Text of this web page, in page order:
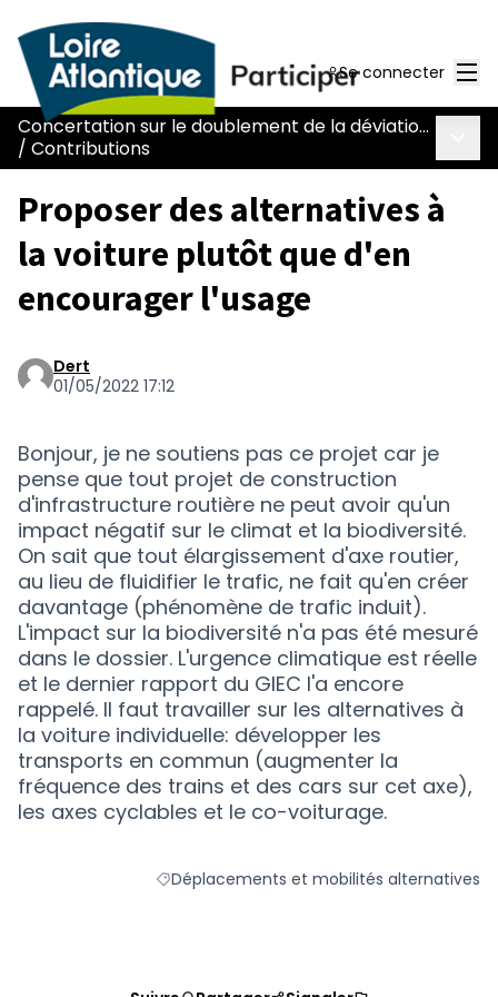
Se connecter
Concertation sur le doublement de la déviation de Chaumes-en-Retz - route Nantes-Pornic
/ Contributions
Proposer des alternatives à
la voiture plutôt que d'en
encourager l'usage
Dert
01/05/2022 17:12
Bonjour, je ne soutiens pas ce projet car je
pense que tout projet de construction
d'infrastructure routière ne peut avoir qu'un
impact négatif sur le climat et la biodiversité.
On sait que tout élargissement d'axe routier,
au lieu de fluidifier le trafic, ne fait qu'en créer
davantage (phénomène de trafic induit).
L'impact sur la biodiversité n'a pas été mesuré
dans le dossier. L'urgence climatique est réelle
et le dernier rapport du GIEC l'a encore
rappelé. Il faut travailler sur les alternatives à
la voiture individuelle: développer les
transports en commun (augmenter la
fréquence des trains et des cars sur cet axe),
les axes cyclables et le co-voiturage.
Filtrer les résultats de la catégorie :
Déplacements et mobilités alternatives